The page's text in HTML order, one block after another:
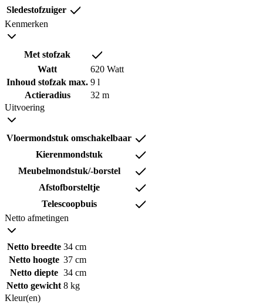
Sledestofzuiger
Kenmerken
Met stofzak
Watt
620 Watt
Inhoud stofzak max. 9 l
Actieradius
32 m
Uitvoering
Vloermondstuk omschakelbaar
Kierenmondstuk
Meubelmondstuk/-borstel
Afstofborsteltje
Telescoopbuis
Netto afmetingen
Netto breedte 34 cm
Netto hoogte 37 cm
Netto diepte 34 cm
Netto gewicht 8 kg
Kleur(en)